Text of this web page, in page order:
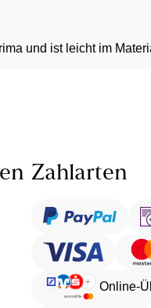
und ist leicht im
Zahlarten
Online-